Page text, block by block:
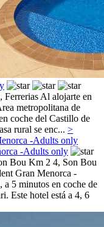
FerreriasAl alojarte en
metropolitana de
coche del Castillo de
rural se enc... >
-Adults only
Bou Km 2 4, Son Bou
Gran Menorca -
a 5 minutos en coche de
Este hotel está a 4, 6